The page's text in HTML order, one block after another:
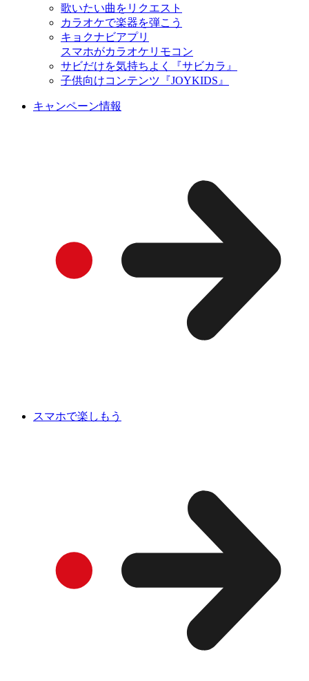
歌いたい曲をリクエスト
カラオケで楽器を弾こう
キョクナビアプリ
スマホがカラオケリモコン
サビだけを気持ちよく『サビカラ』
子供向けコンテンツ『JOYKIDS』
キャンペーン情報
スマホで楽しもう